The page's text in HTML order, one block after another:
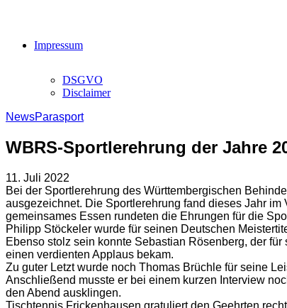
Impressum
DSGVO
Disclaimer
NewsParasport
WBRS-Sportlerehrung der Jahre
11. Juli 2022
Bei der Sportlerehrung des Württembergischen
ausgezeichnet. Die Sportlerehrung fand dieses Jahr
gemeinsames Essen rundeten die Ehrungen für die
Philipp Stöckeler wurde für seinen Deutschen
Ebenso stolz sein konnte Sebastian Rösenberg, der
einen verdienten Applaus bekam.
Zu guter Letzt wurde noch Thomas Brüchle für seine
Anschließend musste er bei einem kurzen Interview
den Abend ausklingen.
Tischtennis Frickenhausen gratuliert den Geehrten